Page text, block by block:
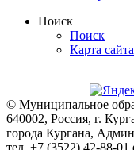
Поиск
Поиск
Карта сайта
© Муниципальное
640002, Россия, г.
города Кургана,
тел. +7 (3522) 42-88-01